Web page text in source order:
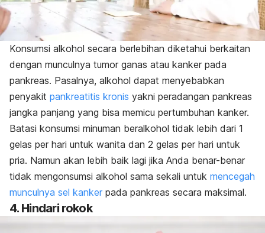
Konsumsi alkohol secara berlebihan diketahui berkaitan
dengan munculnya tumor ganas atau kanker pada
pankreas. Pasalnya, alkohol dapat menyebabkan
penyakit pankreatitis kronis yakni peradangan pankreas
jangka panjang yang bisa memicu pertumbuhan kanker.
Batasi konsumsi minuman beralkohol tidak lebih dari 1
gelas per hari untuk wanita dan 2 gelas per hari untuk
pria. Namun akan lebih baik lagi jika Anda benar-benar
tidak mengonsumsi alkohol sama sekali untuk mencegah
munculnya sel kanker pada pankreas secara maksimal.
4. Hindari rokok